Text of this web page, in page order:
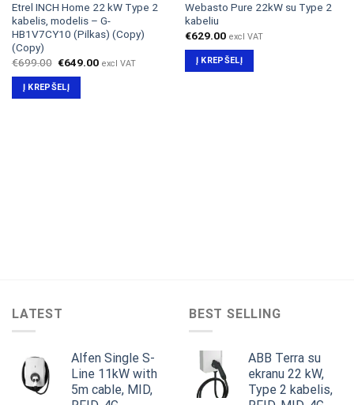
Etrel INCH Home 22 kW Type 2
kabelis, modelis – G-
HB1V7CY10 (Pilkas) (Copy)
(Copy)
€699.00 Original
was:
€699.00.
€649.00Current
excl VAT
Į KREPŠELĮ
Webasto Pure 22kW su Type 2
kabeliu
€629.00 excl VAT
Į KREPŠELĮ
LATEST
Alfen Single S-
Line 11kW with
5m cable, MID,
BEST SELLING
ABB Terra su
ekranu 22 kW,
Type 2 kabelis,